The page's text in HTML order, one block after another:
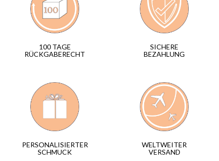
100 TAGE
RÜCKGABERECHT
SICHERE
BEZAHLUNG
PERSONALISIERTER
SCHMUCK
WELTWEITER
VERSAND